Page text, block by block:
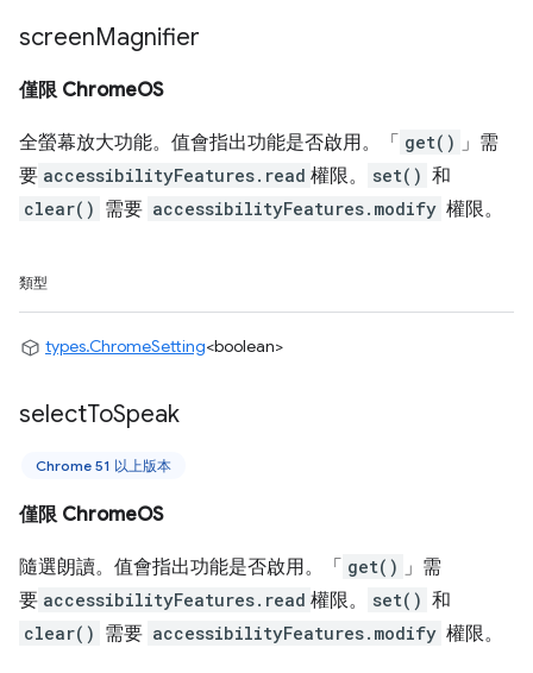
screenMagnifier
僅限 ChromeOS
全螢幕放大功能。值會指出功能是否啟用。「 get() 」需
要 accessibilityFeatures.read 權限。 set() 和
clear() 需要 accessibilityFeatures.modify 權限。
類型
types.ChromeSetting<boolean>
selectToSpeak
Chrome 51 以上版本
僅限 ChromeOS
隨選朗讀。值會指出功能是否啟用。「 get() 」需
要 accessibilityFeatures.read 權限。 set() 和
clear() 需要 accessibilityFeatures.modify 權限。